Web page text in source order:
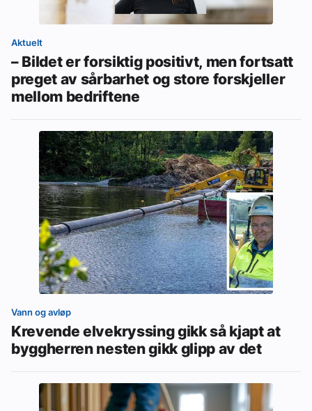
Aktuelt
– Bildet er forsiktig positivt, men fortsatt
preget av sårbarhet og store forskjeller
mellom bedriftene
Vann og avløp
Krevende elvekryssing gikk så kjapt at
byggherren nesten gikk glipp av det